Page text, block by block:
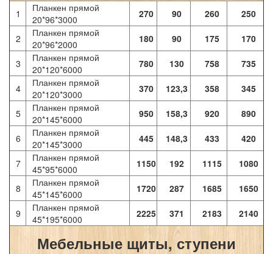
1
Планкен прямой
20*96*3000
270 90 260 250
2
Планкен прямой
20*96*2000
180 90 175 170
3
Планкен прямой
20*120*6000
780 130 758 735
4
Планкен прямой
20*120*3000
370 123,3 358 345
5
Планкен прямой
20*145*6000
950 158,3 920 890
6
Планкен прямой
20*145*3000
445 148,3 433 420
7
Планкен прямой
45*95*6000
1150 192 1115 1080
8
Планкен прямой
45*145*6000
1720 287 1685 1650
9
Планкен прямой
45*195*6000
2225 371 2183 2140
Мебельные щиты, ступени